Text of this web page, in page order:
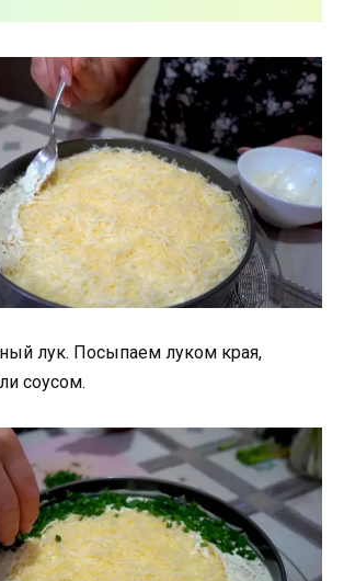
лук. Посыпаем луком края,
соусом.